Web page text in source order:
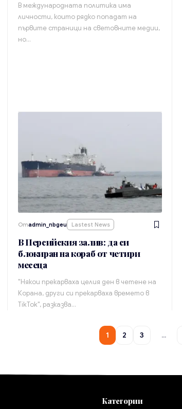
В международната политика има
личности, които рядко попадат на
първите страници на световните медии,
но…
Отadmin_nbgeu Lastest News
В Персийския залив: да си
блокиран на кораб от четири
месеца
"Някои прекарваха целия ден в четене на
Корана, други си прекарваха времето в
TikTok", разказва…
1 2 3 …
Категории